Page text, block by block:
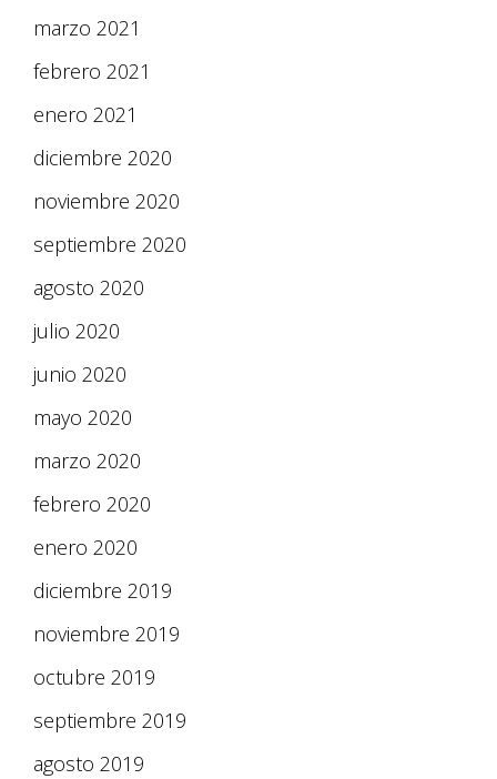
marzo 2021
febrero 2021
enero 2021
diciembre 2020
noviembre 2020
septiembre 2020
agosto 2020
julio 2020
junio 2020
mayo 2020
marzo 2020
febrero 2020
enero 2020
diciembre 2019
noviembre 2019
octubre 2019
septiembre 2019
agosto 2019